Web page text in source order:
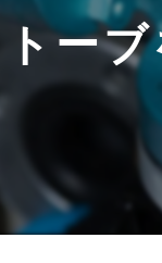
ー